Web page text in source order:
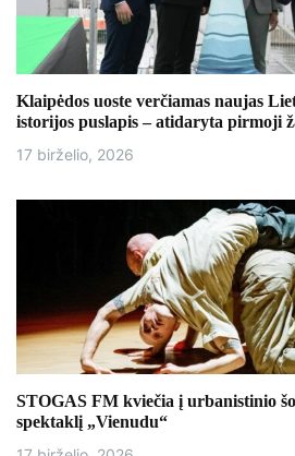
Klaipėdos uoste verčiamas naujas
istorijos puslapis – atidaryta pirmoji
17 birželio, 2026
STOGAS FM kviečia į urbanistinio
spektaklį „Vienudu“